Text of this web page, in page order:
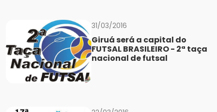
31/03/2016
Giruá será a capital do
FUTSAL BRASILEIRO - 2ª taça
nacional de futsal